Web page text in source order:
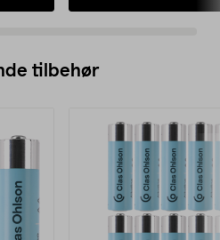
tilbehør